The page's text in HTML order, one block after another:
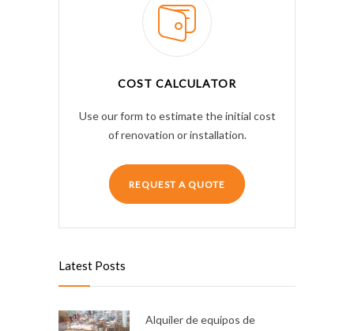
COST CALCULATOR
Use our form to estimate the initial cost
of renovation or installation.
REQUEST A QUOTE
Latest Posts
Alquiler de equipos de